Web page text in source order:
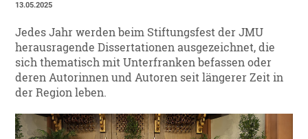
13.05.2025
Jedes Jahr werden beim Stiftungsfest der JMU
herausragende Dissertationen ausgezeichnet, die
sich thematisch mit Unterfranken befassen oder
deren Autorinnen und Autoren seit längerer Zeit in
der Region leben.